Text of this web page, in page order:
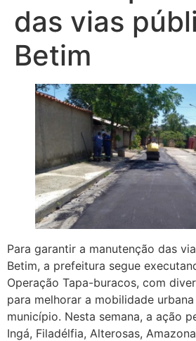
das vias
Betim
Para garantir a manutenção das
Betim, a prefeitura segue
Operação Tapa-buracos, com
para melhorar a mobilidade
município. Nesta semana, a ação
Ingá, Filadélfia, Alterosas,